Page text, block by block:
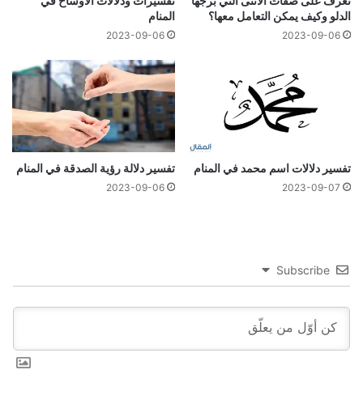
الدلو وكيف يمكن التعامل معها؟
2023-09-06
المنام
2023-09-06
تفسير دلالات اسم محمد في المنام
2023-09-07
تفسير دلالة رؤية الصدقة في المنام
2023-09-06
Subscribe